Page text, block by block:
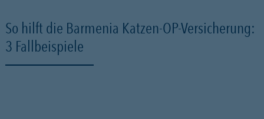
So hilft die Barmenia Katzen-OP-Versicherung:
3 Fallbeispiele